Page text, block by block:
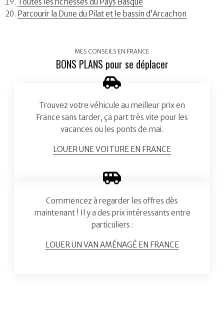
Toutes les richesses du Pays Basque
Parcourir la Dune du Pilat et le bassin d’Arcachon
MES CONSEILS EN FRANCE
BONS PLANS pour se déplacer
Trouvez votre véhicule au meilleur prix en
France sans tarder, ça part très vite pour les
vacances ou les ponts de mai.
LOUER UNE VOITURE EN FRANCE
Commencez à regarder les offres dès
maintenant ! Il y a des prix intéressants entre
particuliers :
LOUER UN VAN AMÉNAGÉ EN FRANCE